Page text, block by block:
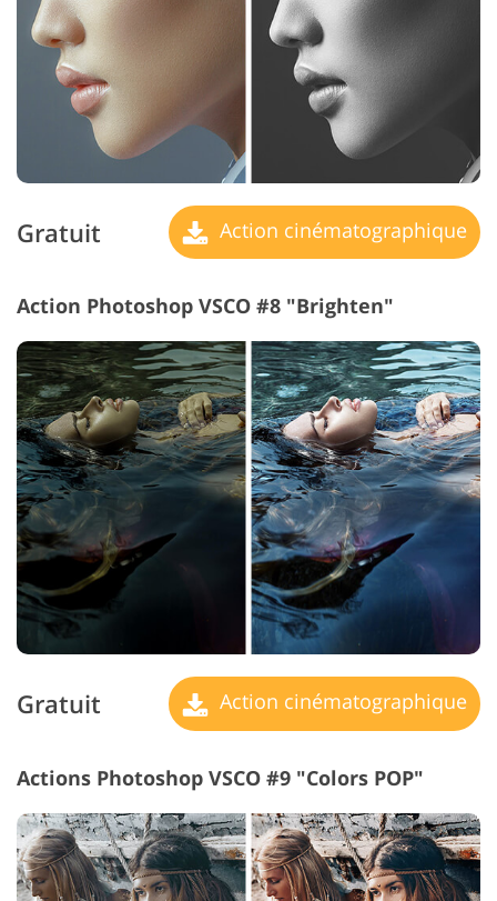
Gratuit Action cinématographique
Action Photoshop VSCO #8 "Brighten"
Gratuit Action cinématographique
Actions Photoshop VSCO #9 "Colors POP"